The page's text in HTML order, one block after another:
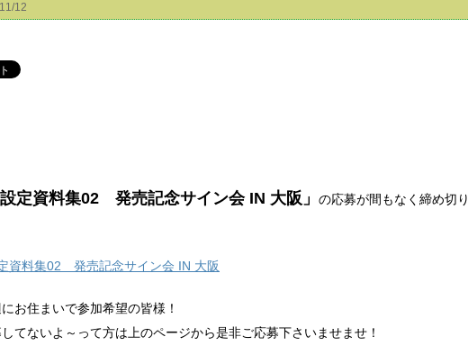
12
設定資料集02 発売記念サイン会 IN 大阪」
の応募が間もなく締め切り
資料集02 発売記念サイン会 IN 大阪
お住まいで参加希望の皆様！
してないよ～って方は上のページから是非ご応募下さいませませ！